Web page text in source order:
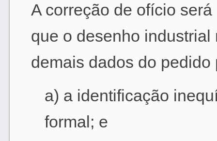
A correção de ofício
que o desenho
demais dados do pedido
a) a identificação
formal; e